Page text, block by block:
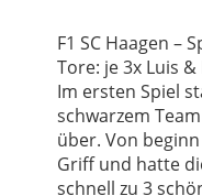
F1 SC Haagen –
Tore: je 3x Luis
Im ersten Spiel
schwarzem
über. Von
Griff und hatte
schnell zu 3